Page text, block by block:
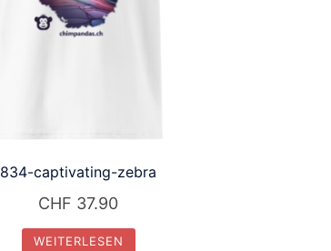
834-captivating-zebra
CHF 37.90
WEITERLESEN